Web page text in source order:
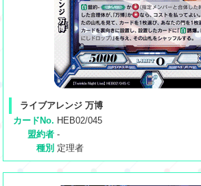
ライブアレンジ 万博
カードNo. HEB02/045
盟約者 -
種別 定理者